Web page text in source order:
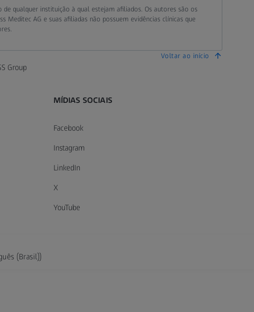
qualquer instituição à qual estejam afiliados. Os autores são os
Meditec AG e suas afiliadas não possuem evidências clínicas que
Voltar ao início
Group
MÍDIAS SOCIAIS
Facebook
Instagram
LinkedIn
X
YouTube
(Brasil))